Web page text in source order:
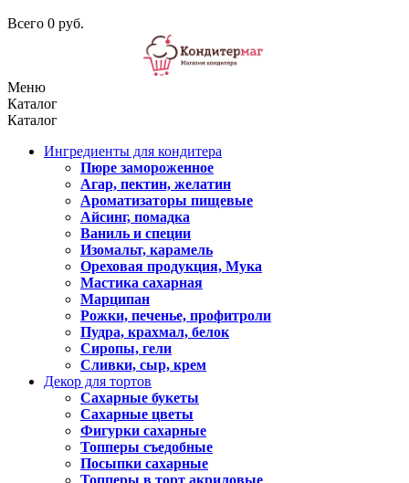
Всего 0 руб.
Меню
Каталог
Каталог
Ингредиенты для кондитера
Пюре замороженное
Агар, пектин, желатин
Ароматизаторы пищевые
Айсинг, помадка
Ваниль и специи
Изомальт, карамель
Ореховая продукция, Мука
Мастика сахарная
Марципан
Рожки, печенье, профитроли
Пудра, крахмал, белок
Сиропы, гели
Сливки, сыр, крем
Декор для тортов
Сахарные букеты
Сахарные цветы
Фигурки сахарные
Топперы съедобные
Посыпки сахарные
Топперы в торт акриловые